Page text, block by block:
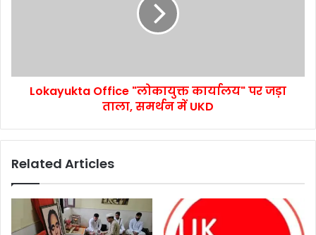
Lokayukta Office "लोकायुक्त कार्यालय" पर जड़ा
ताला, समर्थन में UKD
Related Articles